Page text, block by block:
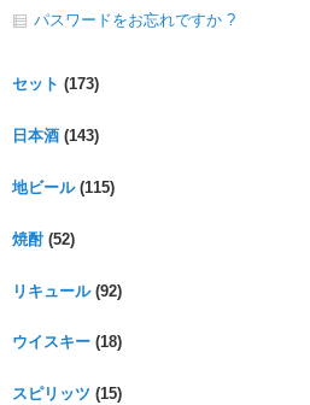
パスワードをお忘れですか ?
セット (173)
日本酒 (143)
地ビール(115)
焼酎(52)
リキュール(92)
ウイスキー (18)
スピリッツ (15)